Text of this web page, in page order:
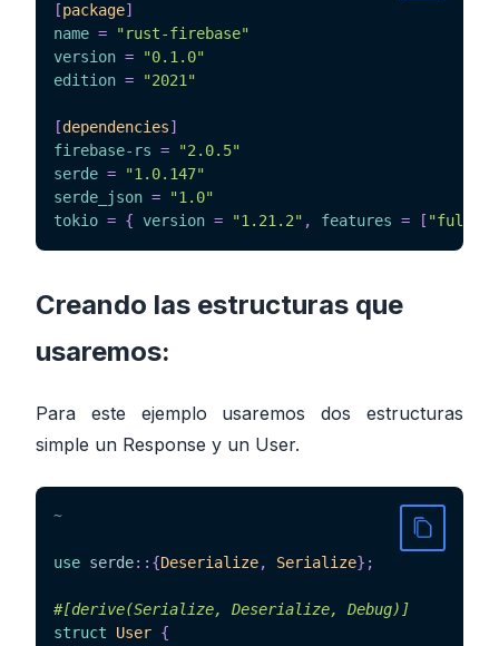
[package]
name =
"rust-firebase"
version =
"0.1.0"
edition = "2021"
[dependencies]
firebase-rs =
"2.0.5"
serde =
"1.0.147"
serde_json =
"1.0"
tokio = { version = "1.21.2" , features = [ "full"
Creando las estructuras que
usaremos:
Para este ejemplo usaremos dos estructuras
simple un Response y un User.
~
use serde:: {Deserialize, Serialize} ;
#[derive(Serialize, Deserialize, Debug)]
struct
User {